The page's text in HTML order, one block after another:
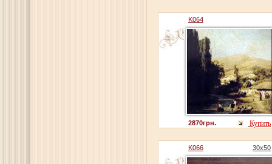
K064
2870грн. Купить
K066 30x50